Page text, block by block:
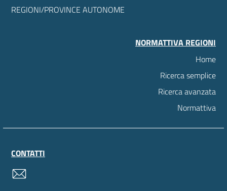
REGIONI/PROVINCE AUTONOME
NORMATTIVA REGIONI
Home
Ricerca semplice
Ricerca avanzata
Normattiva
CONTATTI